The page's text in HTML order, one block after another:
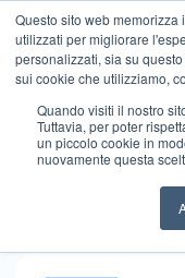
Questo sito web memorizza
utilizzati per migliorare
personalizzati, sia su
sui cookie che utilizziamo,
Quando visiti il ​​nostro
Tuttavia, per poter
un piccolo cookie in
nuovamente questa